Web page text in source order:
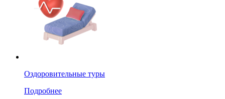
Оздоровительные туры
Подробнее